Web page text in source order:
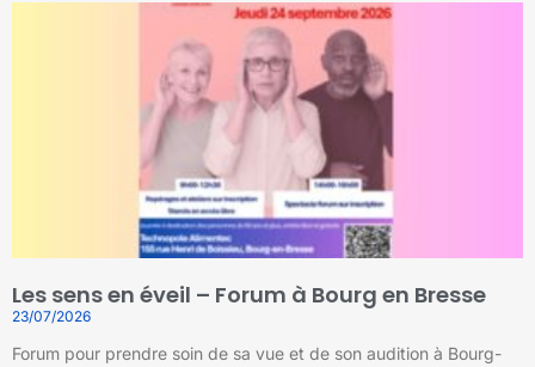
Les sens en éveil – Forum à Bourg en Bresse
23/07/2026
Forum pour prendre soin de sa vue et de son audition à Bourg-